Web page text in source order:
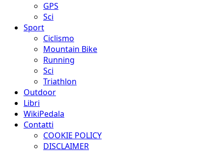
GPS
Sci
Sport
Ciclismo
Mountain Bike
Running
Sci
Triathlon
Outdoor
Libri
WikiPedala
Contatti
COOKIE POLICY
DISCLAIMER